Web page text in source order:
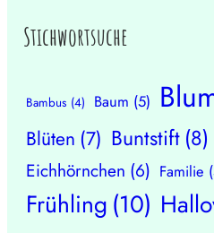
Stichwortsuche
Bambus (4) Baum (5)
Blüten (7) Buntstift (8)
Eichhörnchen (6) Familie
Frühling (10)